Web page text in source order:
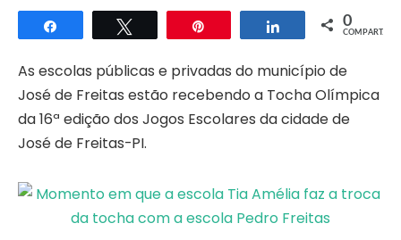
Compartilhar Compartilhar
0
COMPART.
As escolas públicas e privadas do município de
José de Freitas estão recebendo a Tocha Olímpica
da 16ª edição dos Jogos Escolares da cidade de
José de Freitas-PI.